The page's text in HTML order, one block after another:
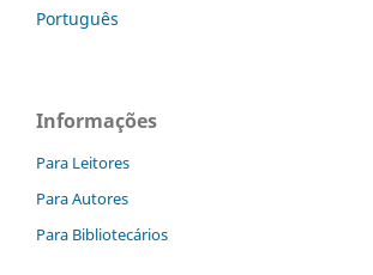
Português
Informações
Para Leitores
Para Autores
Para Bibliotecários